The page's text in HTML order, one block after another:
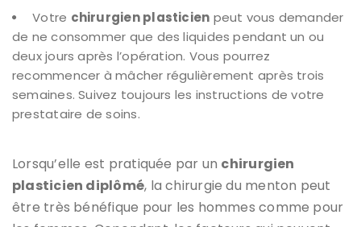
Votre chirurgien plasticien peut vous demander
de ne consommer que des liquides pendant un ou
deux jours après l’opération. Vous pourrez
recommencer à mâcher régulièrement après trois
semaines. Suivez toujours les instructions de votre
prestataire de soins.
Lorsqu’elle est pratiquée par un chirurgien
plasticien diplômé, la chirurgie du menton peut
être très bénéfique pour les hommes comme pour